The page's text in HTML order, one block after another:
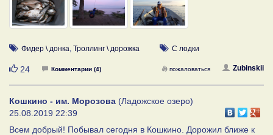
Фидер \ донка, Троллинг \ дорожка С лодки
Нравится
24 Комментарии (4) Zubinskii
пожаловаться
Кошкино - им. Морозова (Ладожское озеро)
25.08.2019 22:39
Всем добрый! Побывал сегодня в Кошкино. Дорожил ближе к